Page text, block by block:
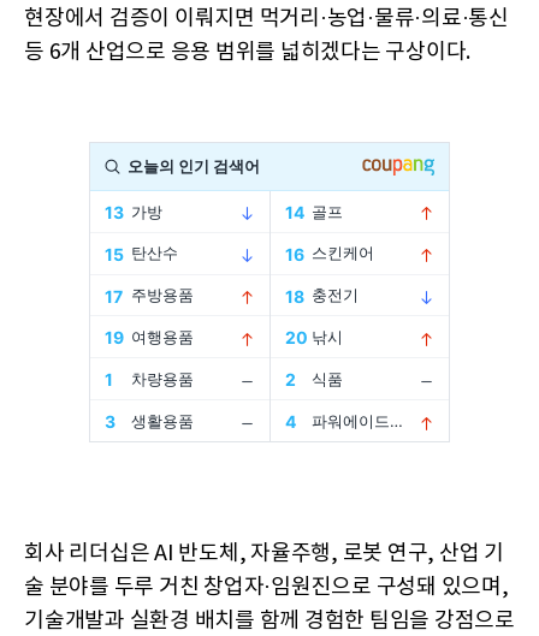
현장에서 검증이 이뤄지면 먹거리·농업·물류·의료·통신
등 6개 산업으로 응용 범위를 넓히겠다는 구상이다.
회사 리더십은 AI 반도체, 자율주행, 로봇 연구, 산업 기
술 분야를 두루 거친 창업자·임원진으로 구성돼 있으며,
기술개발과 실환경 배치를 함께 경험한 팀임을 강점으로